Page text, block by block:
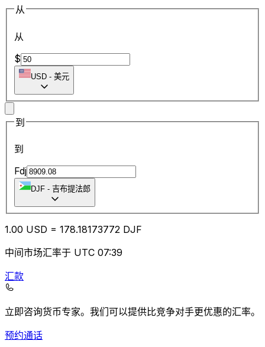
从
从
$
USD - 美元
到
到
Fdj
DJF - 吉布提法郎
1.00 USD = 178.18173772 DJF
中间市场汇率于 UTC 07:39
汇款
立即咨询货币专家。 我们可以提供比竞争对手更优惠的汇率。
预约通话